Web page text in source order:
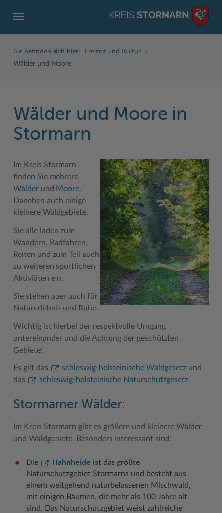
ZURÜCK
Service
Bürgerportal Stormarn ↗
Führerscheine
Formulare & Dokumente
Geodatenportale (Kreiskarte)
Kfz-Zulassung
Kontakt / Öffnungszeiten
Leistungen
Lexikon
Publikationen
Wo Sie uns finden
Wunsch-Kennzeichen ↗
Zuständigkeitsfinder SH ↗
ZURÜCK
Aktuelles
Ausschreibungen
Baustellen in Stormarn
Bildungskommune
Fotoarchiv
Hitzeschutz
Klimaanpassungskonzept
Lokales Wetter
Newsletter
Pressemeldungen
Social Media
Stellenangebote
Stormarninfo
Termine
Ukrainehilfe
Woche der Seelischen Gesundheit
Karrieretag
ZURÜCK
Der Kreis
Interessantes in und aus Stormarn
Kreis Stormarn Porträt
Kreiskarte
Kreispräsident
Kreistag und Ausschüsse
Kreistag Sitzungskalender
Landrat
Sonderbereiche
Stabsbereiche
Städte und Gemeinden
Wahlen im Kreis
Wappen und Geschichte
Wappenrolle
Was ist ein Kreis?
Zahlen, Daten, Fakten
ZURÜCK
Karriere
Der Kreis als Arbeitgeber
Ihre Bewerbung
Initiativbewerbungen Verwaltung
Offene Stellen
Praktika und FSJ
Weiterbildung beim Kreis Stormarn
ZURÜCK
Wirtschaft
Branchenverzeichnis
EG-Dienstleistungsrichtlinie (EG-DLRL)
Handwerk für nachhaltiges Wirtschaften
Klimaschutz beim Kreis Stormarn
Projekt e-Gewerbe
Stormarner Bündnis für bezahlbares Wohnen
Wirtschafts- und Aufbaugesellschaft Stormarn
Zahlen, Daten, Fakten
ZURÜCK
Freizeit und Kultur
Frei- und Hallenbäder
Herrenhäuser
Kultur
Kulturelle Einrichtungen
Museen
Naturschutzgebiete
Storchenhorste
Lieblingsplätze in der Metropolregion
Termine und Veranstaltungen
Tourismus
Umlandscout Hamburg
Vereine und Gruppen
Wälder und Moore
Sie befinden sich hier:
Freizeit und Kultur
Wälder und Moore
Wälder und Moore in
Stormarn
Im Kreis Stormarn
finden Sie mehrere
Wälderund Moore.
Daneben auch einige
kleinere Waldgebiete.
Sie alle laden zum
Wandern, Radfahren,
Reiten und zum Teil auch
zu weiteren sportlichen
Aktiviäten ein.
Sie stehen aber auch für
Naturerlebnis und Ruhe.
Wichtig ist hierbei der respektvolle Umgang
untereinander und die Achtung der geschützten
Gebiete!
Es gilt das schleswig-holsteinische Waldgesetzund
das
schleswig-holsteinische Naturschutzgesetz.
Stormarner Wälder:
Im Kreis Stormarn gibt es größere und kleinere Wälder
und Waldgebiete. Besonders interessant sind:
Die Hahnheide ist das größte
Naturschutzgebiet Stormarns und besteht aus
einem weitgehend naturbelassenen Mischwald,
mit einigen Bäumen, die mehr als 100 Jahre alt
sind. Das Naturschutzgebiet weist zahlreiche